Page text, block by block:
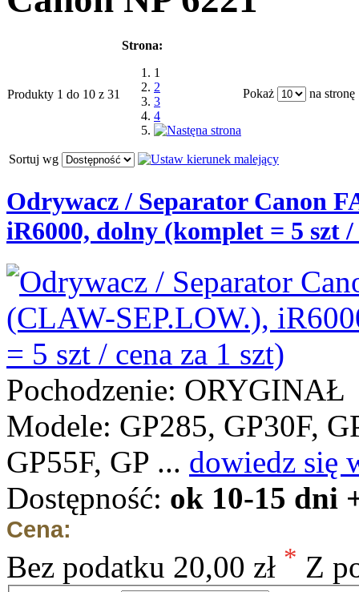
Produkty 1 do 10 z 31
Strona:
1
2
3
4
Pokaż na stronę
Sortuj wg
Odrywacz / Separator Canon
iR6000, dolny (komplet = 5 szt /
Pochodzenie: ORYGINAŁ
Modele: GP285, GP30F,
GP55F, GP ... dowiedz się
Dostępność: ok 10-15 dni
Cena:
Bez podatku 20,00 zł * Z